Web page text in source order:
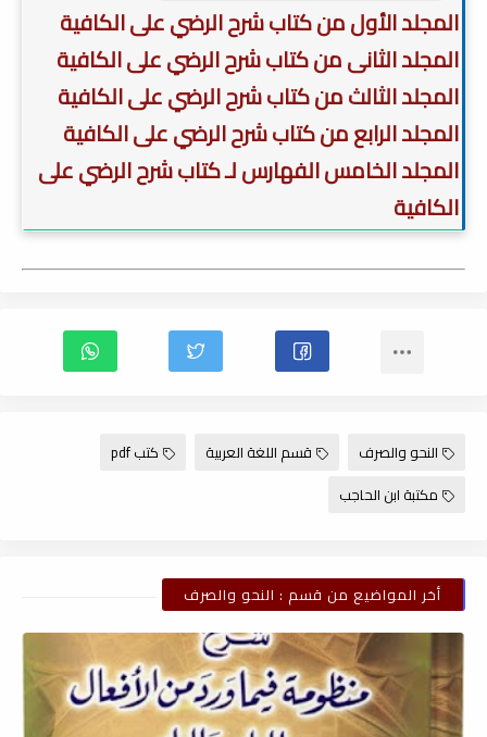
المجلد الأول من كتاب شرح الرضي على الكافية
المجلد الثانى من كتاب شرح الرضي على الكافية
المجلد الثالث من كتاب شرح الرضي على الكافية
المجلد الرابع من كتاب شرح الرضي على الكافية
المجلد الخامس الفهارس لـ كتاب شرح الرضي على
الكافية
النحو والصرف قسم اللغة العربية
كتب pdf
مكتبة ابن الحاجب
أخر المواضيع من قسم : النحو والصرف